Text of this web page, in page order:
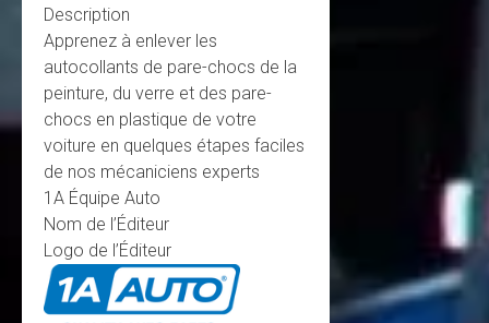
Description
Apprenez à enlever les
autocollants de pare-chocs de la
peinture, du verre et des pare-
chocs en plastique de votre
voiture en quelques étapes faciles
de nos mécaniciens experts
1A Équipe Auto
Nom de l’Éditeur
Logo de l’Éditeur